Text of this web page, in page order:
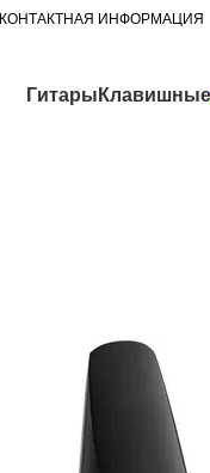
КОНТАКТНАЯ ИНФОРМАЦИЯ
Гитары Клавишные